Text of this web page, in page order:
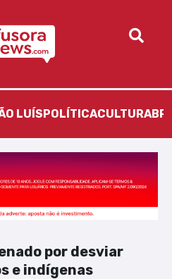
LUÍS POLÍTICACULTURA
por desviar
e indígenas